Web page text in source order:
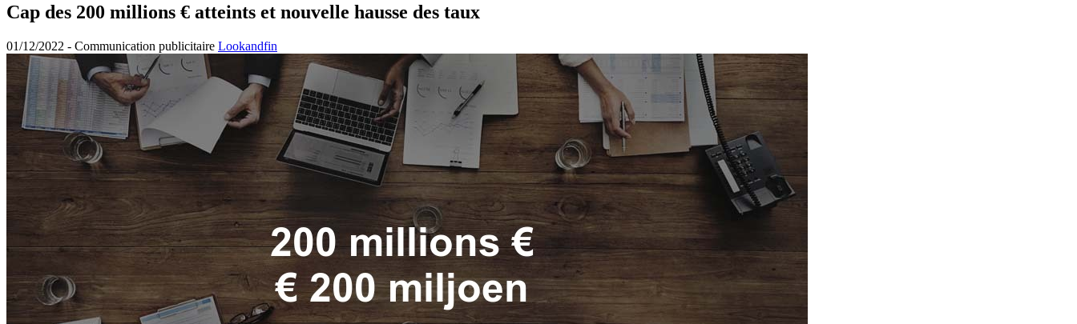
Cap des 200 millions € atteints et nouvelle hausse des taux
01/12/2022 - Communication publicitaire Lookandfin